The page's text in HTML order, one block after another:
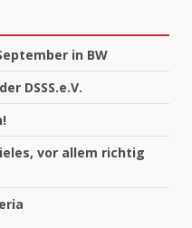
in BW
DSSS.e.V.
vor allem richtig